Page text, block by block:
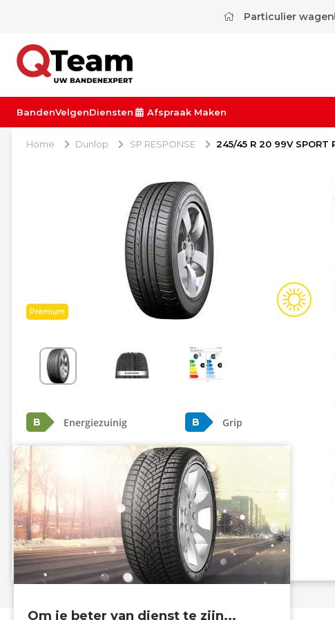
Om je beter van dienst te zijn...
Particulier wagen
BandenVelgenDiensten Afspraak Maken
Home Dunlop SP RESPONSE 245/45 R 20 99V SPORT
Premium
B Energiezuinig B Grip
Info eprel